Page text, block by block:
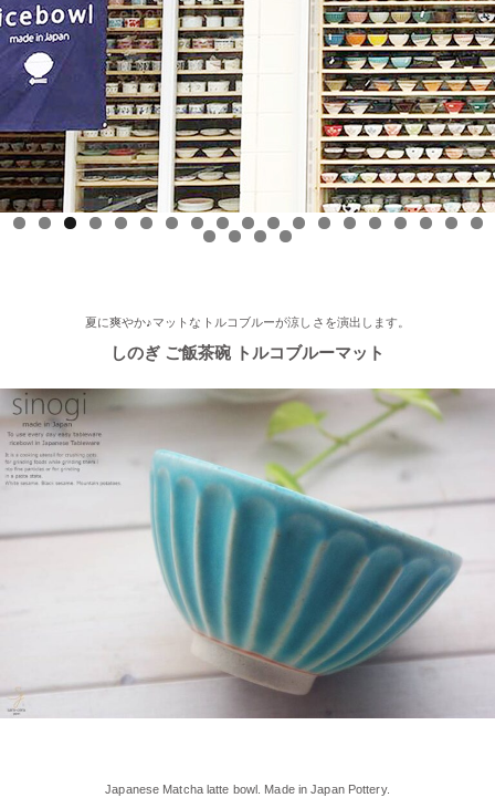
2025/9/17
≪中日新聞に掲載されました≫ 2025年9月17日 中日新聞朝刊18
面 近郊版 『わが街ぶらり探訪』コーナーにて白いごはん器のお
店 らいすぼーる 小牧店が紹介されました！ 近郊版(犬山、小牧
市、春日井市、豊山町、扶桑町、大口町)の地域の方、ぜひご覧
ください～★
2025/8/17
介されました。
2025/7/23
≪軽井沢店オープンしております！≫ 今シーズンも元気に営業
中！実店舗でしか取り扱ってない商品たくさんご用意しておりま
す♪ みなさまのご来店、お待ちしております。
2025/5/9
≪らいすぼ～るのお皿がパッケージに使用されました！≫ 5月7
日（水）に発売『よしもとカレー 北海道こしみず 三種のじゃが
いも編』レトルトカレーのパッケージに、当店のオリジナル商品
【でっかいどー 北の大地パーティーメインプレート】が使用さ
ました！新商品もたくさんご用意しております♪ みなさまのご来
0 1 2 3 4 5 6 7 8 9
0 1 2 3
夏に爽やか♪マットなトルコブルーが涼しさを演出します。
しのぎ ご飯茶碗 トルコブルーマット
Japanese Matcha latte bowl. Made in Japan Pottery.